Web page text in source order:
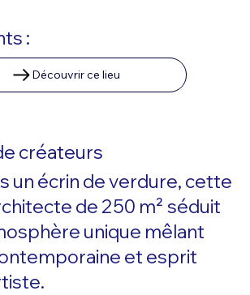
:
Découvrir ce lieu
créateurs
un écrin de verdure, cette
de 250 m² séduit
unique mêlant
et esprit